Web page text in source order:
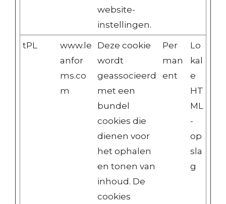
website-
instellingen.
tPL
www.le
anfor
ms.co
m
Deze cookie
wordt
geassocieerd
met een
bundel
cookies die
dienen voor
het ophalen
en tonen van
inhoud. De
cookies
Per
man
ent
Lo
kal
e
HT
ML
-
op
sla
g